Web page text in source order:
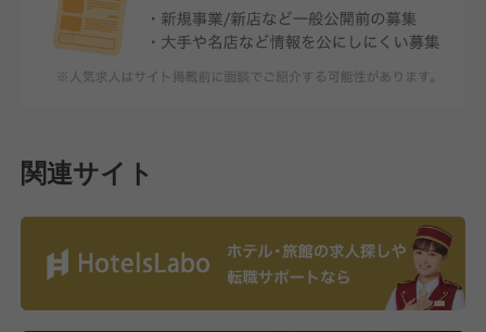
関連サイト